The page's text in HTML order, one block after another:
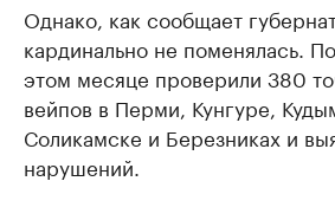
Однако, как сообщает
кардинально не поменялась.
этом месяце проверили 380
вейпов в Перми, Кунгуре,
Соликамске и Березниках и
нарушений.